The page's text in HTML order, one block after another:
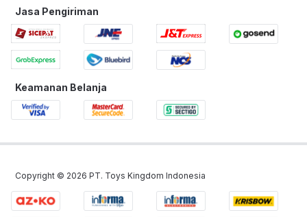
Jasa Pengiriman
Keamanan Belanja
Copyright © 2026 PT. Toys Kingdom Indonesia